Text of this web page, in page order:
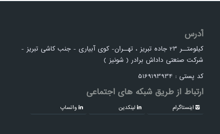
آدرس
کیلومتــر 23 جاده تبریز ، تهــران- کوی آبیاری - جنب کاشی تبریز -
شرکت صنعتی داداش برادر ( شونیز )
کد پستی : 5169193934
ارتباط از طریق شبکه های اجتماعی
اینستاگرام لینکدین واتساپ